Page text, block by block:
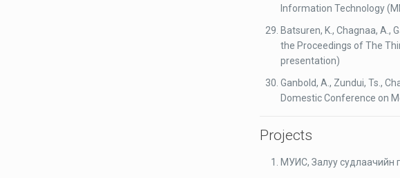
Information Technology
Batsuren, K., Chagnaa, A.,
the Proceedings of The
presentation)
Ganbold, A., Zundui, Ts.,
Domestic Conference on
Projects
МУИС, Залуу судлаачийн